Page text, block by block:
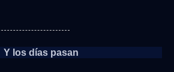
Y los días pasan